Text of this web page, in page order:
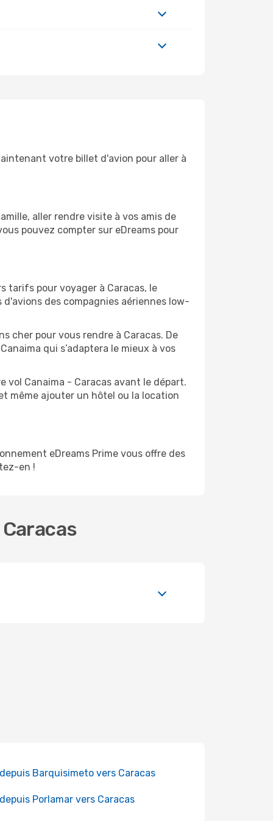
votre billet d'avion pour aller à
aller rendre visite à vos amis de
pouvez compter sur eDreams pour
tarifs pour voyager à Caracas, le
des compagnies aériennes low-
cher pour vous rendre à Caracas. De
qui s’adaptera le mieux à vos
Canaima - Caracas avant le départ.
même ajouter un hôtel ou la location
eDreams Prime vous offre des
en !
Barquisimeto vers Caracas
Porlamar vers Caracas